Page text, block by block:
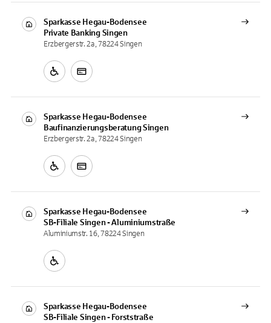
Sparkasse Hegau-Bodensee
Private Banking Singen
Erzbergerstr. 2a, 78224 Singen
Sparkasse Hegau-Bodensee
BaufinanzierungsberatungSingen
Erzbergerstr. 2a, 78224 Singen
Sparkasse Hegau-Bodensee
SB-Filiale Singen - Aluminiumstraße
Aluminiumstr. 16, 78224 Singen
Sparkasse Hegau-Bodensee
SB-Filiale Singen - Forststraße